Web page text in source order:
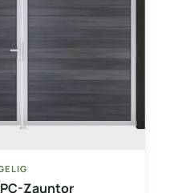
Zauntor